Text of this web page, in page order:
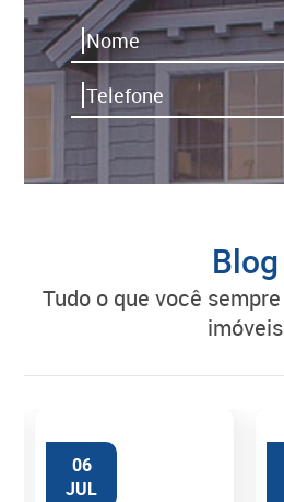
Blog
tudo o que você sempre quis saber sobre
imóveis
06
JUL